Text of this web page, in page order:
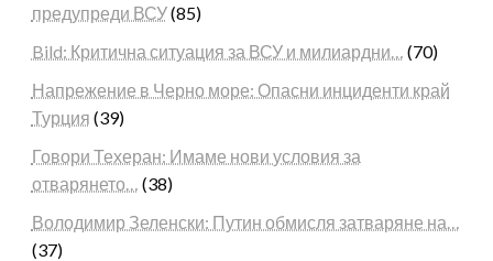
предупреди ВСУ(85)
Bild: Критична ситуация за ВСУ и милиардни… (70)
Напрежение в Черно море: Опасни инциденти край
Турция (39)
Говори Техеран: Имаме нови условия за
отварянето… (38)
Володимир Зеленски: Путин обмисля затваряне на…
(37)